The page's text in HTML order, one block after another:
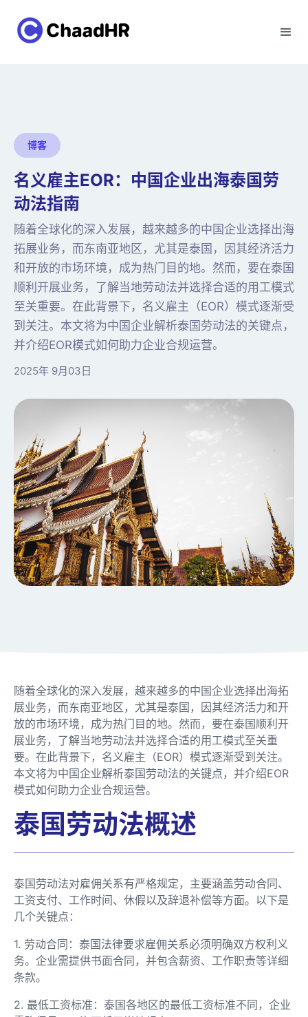
博客
名义雇主EOR：中国企业出海泰国劳
动法指南
随着全球化的深入发展，越来越多的中国企业选择出海
拓展业务，而东南亚地区，尤其是泰国，因其经济活力
和开放的市场环境，成为热门目的地。然而，要在泰国
顺利开展业务，了解当地劳动法并选择合适的用工模式
至关重要。在此背景下，名义雇主（EOR）模式逐渐受
到关注。本文将为中国企业解析泰国劳动法的关键点，
并介绍EOR模式如何助力企业合规运营。
2025年 9月03日
随着全球化的深入发展，越来越多的中国企业选择出海拓
展业务，而东南亚地区，尤其是泰国，因其经济活力和开
放的市场环境，成为热门目的地。然而，要在泰国顺利开
展业务，了解当地劳动法并选择合适的用工模式至关重
要。在此背景下，名义雇主（EOR）模式逐渐受到关注。
本文将为中国企业解析泰国劳动法的关键点，并介绍EOR
模式如何助力企业合规运营。
泰国劳动法概述
泰国劳动法对雇佣关系有严格规定，主要涵盖劳动合同、
工资支付、工作时间、休假以及辞退补偿等方面。以下是
几个关键点：
1. 劳动合同：泰国法律要求雇佣关系必须明确双方权利义
务。企业需提供书面合同，并包含薪资、工作职责等详细
条款。
2. 最低工资标准：泰国各地区的最低工资标准不同，企业